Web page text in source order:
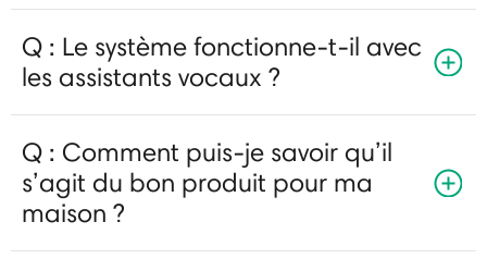
Q : Le système fonctionne-t-il avec
les assistants vocaux ?
Q : Comment puis-je savoir qu’il
s’agit du bon produit pour ma
maison ?